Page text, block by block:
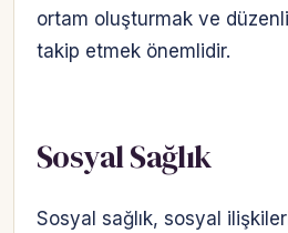
ortam oluşturmak ve
takip etmek önemlidir.
Sosyal Sağlık
Sosyal sağlık, sosyal